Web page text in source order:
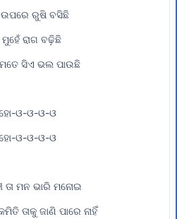
ଉପରେ ରୁଷି ବସିଛି
ମୁହେଁ ରାଗ ବଢ଼ିଛି
ସିଏ ଭଲ ପାଉଛି
ଓ-ଓ-ଓ-ଓ
ଓ-ଓ-ଓ-ଓ
ତା ମନ ଭାରି ମନୋଇ
ତାକୁ ଜାଣି ପାରେ ନାହିଁ